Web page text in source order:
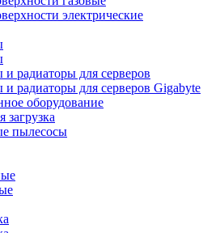
электрические
радиаторы для серверов
радиаторы для серверов Gigabyte
оборудование
загрузка
пылесосы